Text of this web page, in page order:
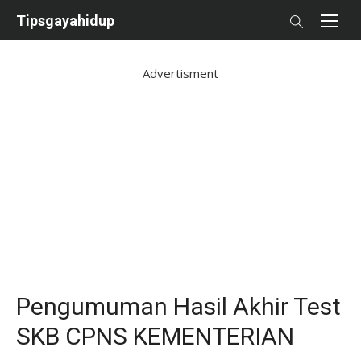
Tipsgayahidup
Advertisment
Pengumuman Hasil Akhir Test
SKB CPNS KEMENTERIAN